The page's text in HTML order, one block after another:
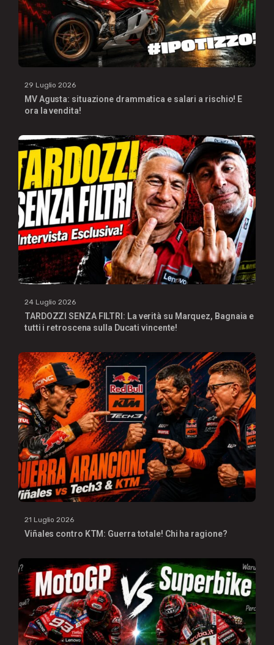
29 Luglio 2026
MV Agusta: situazione drammatica e salari a rischio! E
ora la vendita!
24 Luglio 2026
TARDOZZI SENZA FILTRI: La verità su Marquez, Bagnaia e
tutti i retroscena sulla Ducati vincente!
21 Luglio 2026
Viñales contro KTM: Guerra totale! Chi ha ragione?